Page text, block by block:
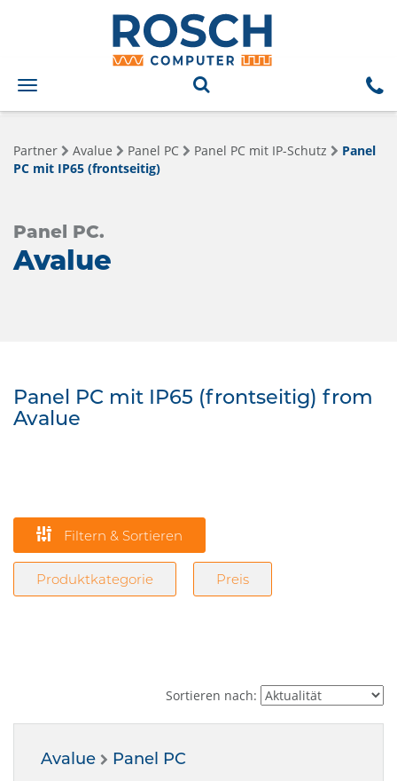
Toggle
navigation
Partner Avalue Panel PC Panel PC mit IP-Schutz
Panel
PC mit IP65 (frontseitig)
Panel PC.
Avalue
Panel PC mit IP65 (frontseitig) from
Avalue
Filtern & Sortieren
Produktkategorie Preis
Sortieren nach:
Avalue Panel PC